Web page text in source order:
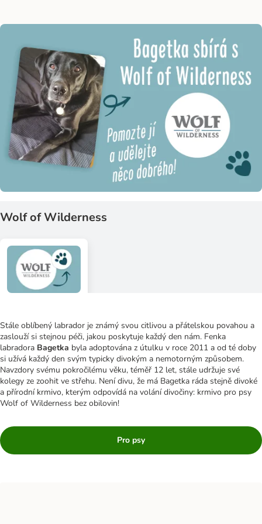
Wolf of Wilderness
Stále oblíbený labrador je známý svou citlivou a přátelskou povahou a
zaslouží si stejnou péči, jakou poskytuje každý den nám. Fenka
labradora Bagetka byla adoptována z útulku v roce 2011 a od té doby
si užívá každý den svým typicky divokým a nemotorným způsobem.
Navzdory svému pokročilému věku, téměř 12 let, stále udržuje své
kolegy ze zoohit ve střehu. Není divu, že má Bagetka ráda stejně divoké
a přírodní krmivo, kterým odpovídá na volání divočiny: krmivo pro psy
Wolf of Wilderness bez obilovin!
Pro psy